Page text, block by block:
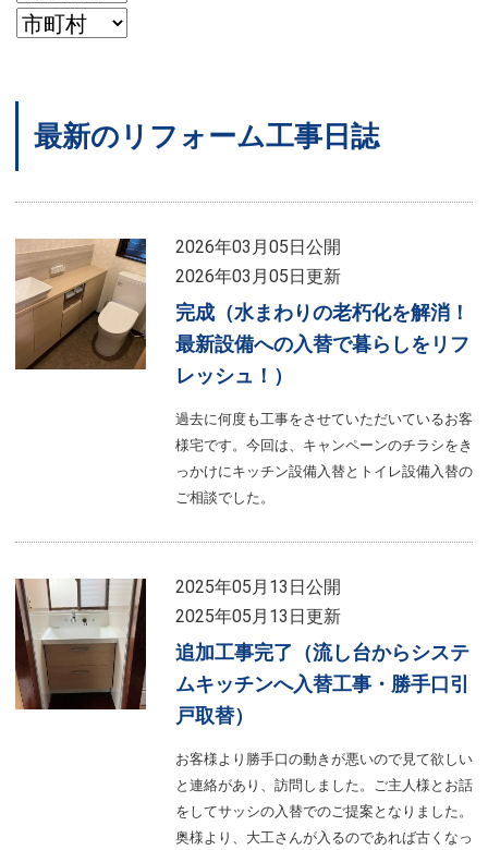
最新のリフォーム工事日誌
2026年03月05日公開
2026年03月05日更新
完成（水まわりの老朽化を解消！
最新設備への入替で暮らしをリフ
レッシュ！）
過去に何度も工事をさせていただいているお客
様宅です。今回は、キャンペーンのチラシをき
っかけにキッチン設備入替とトイレ設備入替の
ご相談でした。
2025年05月13日公開
2025年05月13日更新
追加工事完了（流し台からシステ
ムキッチンへ入替工事・勝手口引
戸取替）
お客様より勝手口の動きが悪いので見て欲しい
と連絡があり、訪問しました。ご主人様とお話
をしてサッシの入替でのご提案となりました。
奥様より、大工さんが入るのであれば古くなっ